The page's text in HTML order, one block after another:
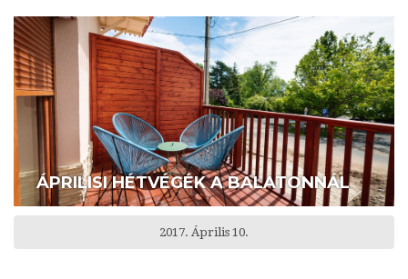
ÁPRILISI HÉTVÉGÉK A BALATONNÁL
2017. Április 10.